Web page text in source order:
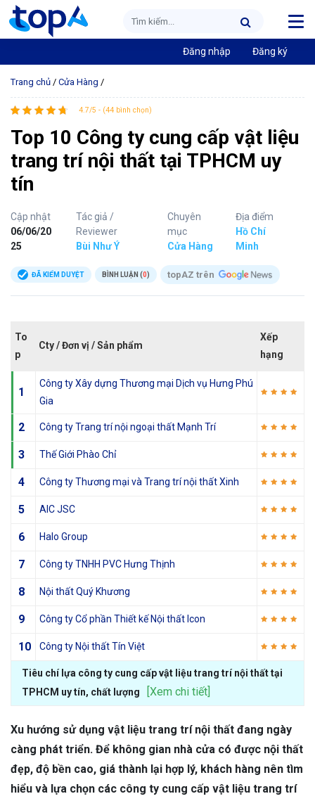
Đăng nhập Đăng ký
Trang chủ / Cửa Hàng /
4.7/5 - (44 bình chọn)
Top 10 Công ty cung cấp vật liệu
trang trí nội thất tại TPHCM uy
tín
Cập nhật
06/06/20
25
Tác giả /
Reviewer
Bùi Như Ý
Chuyên
mục
Cửa Hàng
Địa điểm
Hồ Chí
Minh
ĐÃ KIỂM DUYỆT BÌNH LUẬN (0) topAZ trên
To
p
Cty / Đơn vị / Sản phẩm
Xếp
hạng
1
Công ty Xây dựng Thương mại Dịch vụ Hưng Phú
Gia
2 Công ty Trang trí nội ngoại thất Mạnh Trí
3 Thế Giới Phào Chỉ
4 Công ty Thương mại và Trang trí nội thất Xinh
5 AIC JSC
6 Halo Group
7 Công ty TNHH PVC Hưng Thịnh
8 Nội thất Quý Khương
9 Công ty Cổ phần Thiết kế Nội thất Icon
10 Công ty Nội thất Tín Việt
Tiêu chí lựa công ty cung cấp vật liệu trang trí nội thất tại
TPHCM uy tín, chất lượng
[Xem chi tiết]
Xu hướng sử dụng vật liệu trang trí nội thất đang ngày
càng phát triển. Để không gian nhà cửa có được nội thất
đẹp, độ bền cao, giá thành lại hợp lý, khách hàng nên tìm
hiểu và lựa chọn các công ty cung cấp vật liệu trang trí